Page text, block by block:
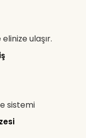
ulaşır.
sistemi